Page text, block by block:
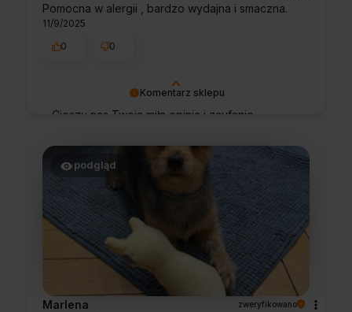
Komentarz sklepu
Cieszy nas Twoja miła opinia i zaufanie.
klientów jak Ty. Z pozdrowieniami, obsługa
sklepu.
Pomocna w alergii , bardzo wydajna i smaczna.
11/9/2025
0
0
podgląd
Marlena zweryfikowano